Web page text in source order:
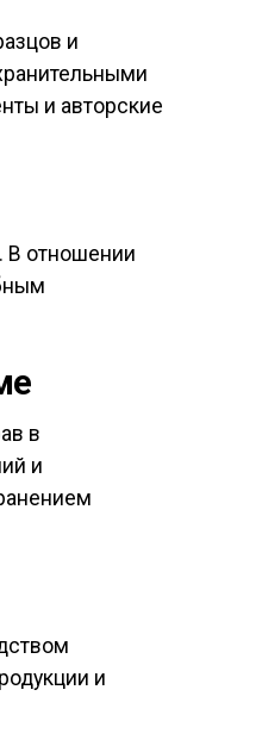
и
и авторские
В отношении
в
и
и